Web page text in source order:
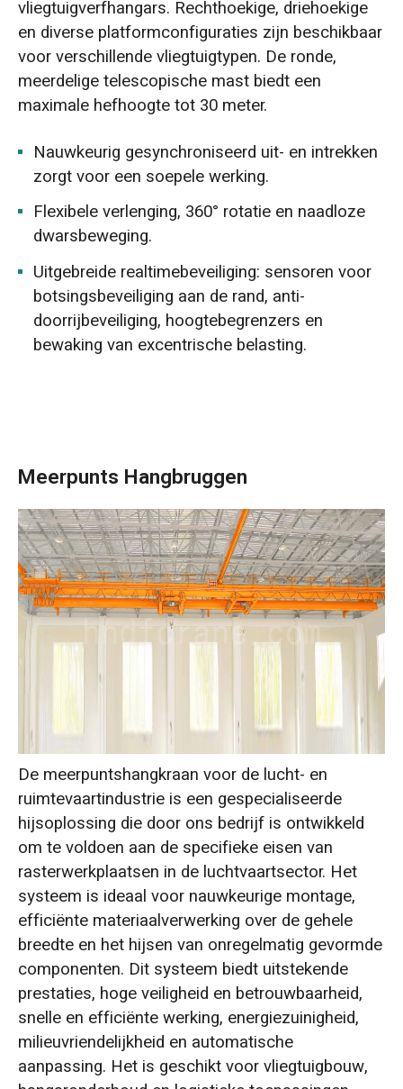
vliegtuigverfhangars. Rechthoekige, driehoekige
en diverse platformconfiguraties zijn beschikbaar
voor verschillende vliegtuigtypen. De ronde,
meerdelige telescopische mast biedt een
maximale hefhoogte tot 30 meter.
Nauwkeurig gesynchroniseerd uit- en intrekken
zorgt voor een soepele werking.
Flexibele verlenging, 360° rotatie en naadloze
dwarsbeweging.
Uitgebreide realtimebeveiliging: sensoren voor
botsingsbeveiliging aan de rand, anti-
doorrijbeveiliging, hoogtebegrenzers en
bewaking van excentrische belasting.
Meerpunts Hangbruggen
De meerpuntshangkraan voor de lucht- en
ruimtevaartindustrie is een gespecialiseerde
hijsoplossing die door ons bedrijf is ontwikkeld
om te voldoen aan de specifieke eisen van
rasterwerkplaatsen in de luchtvaartsector. Het
systeem is ideaal voor nauwkeurige montage,
efficiënte materiaalverwerking over de gehele
breedte en het hijsen van onregelmatig gevormde
componenten. Dit systeem biedt uitstekende
prestaties, hoge veiligheid en betrouwbaarheid,
snelle en efficiënte werking, energiezuinigheid,
milieuvriendelijkheid en automatische
aanpassing. Het is geschikt voor vliegtuigbouw,